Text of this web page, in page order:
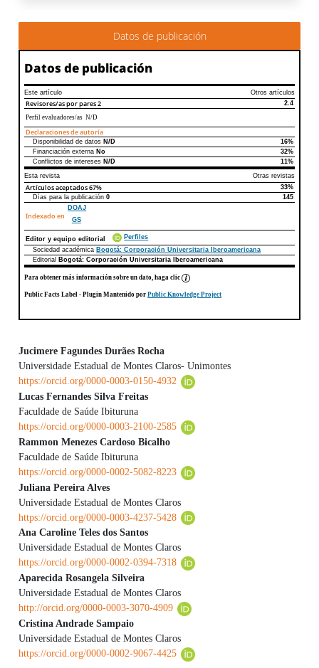
Datos de publicación
Datos de publicación
Este artículo Otros artículos
Revisores/as por pares2
2.4
Perfil evaluadores/as N/D
Declaraciones de autoría
Declaraciones de autoríaEste artículo
Disponibilidad de datos N/D
16%
Financiación externa No
32%
Conflictos de intereses N/D
11%
Esta revista
Otras revistas
Artículos aceptados67%
33%
Días para la publicación0 145
Indexado en
DOAJ
GS
Editor y equipo editorial
Perfiles
Sociedad académica Bogotá: Corporación Universitaria Iberoamericana
Editorial
Bogotá: Corporación Universitaria Iberoamericana
Para obtener más información sobre un dato, haga clic
Public Facts Label - Plugin Mantenido porPublic Knowledge Project
Contenido principal del artículo
Jucimere Fagundes Durães Rocha
Universidade Estadual de Montes Claros- Unimontes
https://orcid.org/0000-0003-0150-4932
Lucas Fernandes Silva Freitas
Faculdade de Saúde Ibituruna
https://orcid.org/0000-0003-2100-2585
Rammon Menezes Cardoso Bicalho
Faculdade de Saúde Ibituruna
https://orcid.org/0000-0002-5082-8223
Juliana Pereira Alves
Universidade Estadual de Montes Claros
https://orcid.org/0000-0003-4237-5428
Ana Caroline Teles dos Santos
Universidade Estadual de Montes Claros
https://orcid.org/0000-0002-0394-7318
Aparecida Rosangela Silveira
Universidade Estadual de Montes Claros
http://orcid.org/0000-0003-3070-4909
Cristina Andrade Sampaio
Universidade Estadual de Montes Claros
https://orcid.org/0000-0002-9067-4425